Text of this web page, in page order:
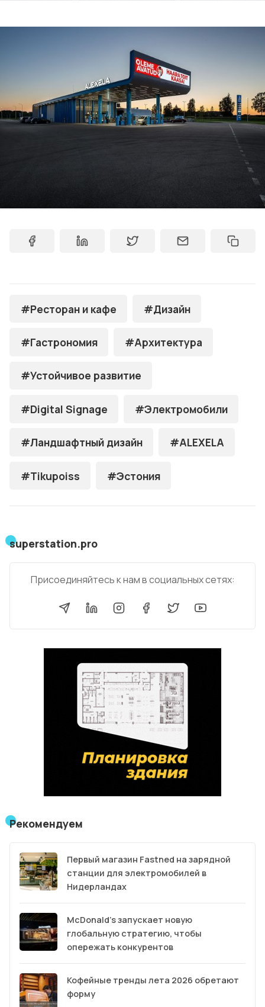
#Ресторан и кафе #Дизайн
#Гастрономия #Архитектура
#Устойчивое развитие
#Digital Signage #Электромобили
#Ландшафтный дизайн #ALEXELA
#Tikupoiss #Эстония
superstation.pro
Присоединяйтесь к нам в социальных сетях:
Рекомендуем
Первый магазин Fastned на зарядной
станции для электромобилей в
Нидерландах
McDonald’s запускает новую
глобальную стратегию, чтобы
опережать конкурентов
Кофейные тренды лета 2026 обретают
форму